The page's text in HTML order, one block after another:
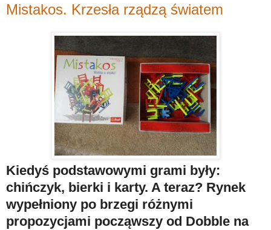
Mistakos. Krzesła rządzą światem
Kiedyś podstawowymi grami były:
chińczyk, bierki i karty. A teraz? Rynek
wypełniony po brzegi różnymi
propozycjami począwszy od Dobble na